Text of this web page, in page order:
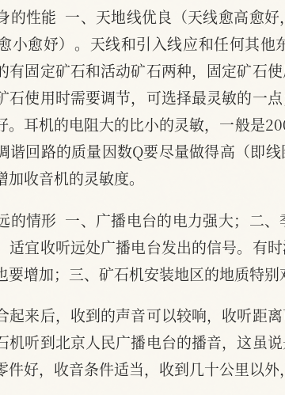
的性能  一、天地线优良（天线愈高愈
小愈妤）。天线和引入线应和任何其
有固定矿石和活动矿石两种，固定矿石
石使用时需要调节，可选择最灵敏的一
。耳机的电阻大的比小的灵敏，一般是
谐回路的质量因数Q要尽量做得高（即
收音机的灵敏度。
的情形  一、广播电台的电力强大；二
适宜收听远处广播电台发出的信号。有
要增加；三、矿石机安装地区的地质特别
起来后，收到的声音可以较响，收听距
机听到北京人民广播电台的播音，这虽
件好，收音条件适当，收到几十公里以外